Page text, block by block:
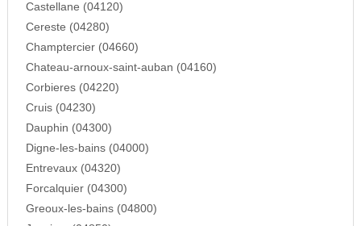
Castellane (04120)
Cereste (04280)
Champtercier (04660)
Chateau-arnoux-saint-auban (04160)
Corbieres (04220)
Cruis (04230)
Dauphin (04300)
Digne-les-bains (04000)
Entrevaux (04320)
Forcalquier (04300)
Greoux-les-bains (04800)